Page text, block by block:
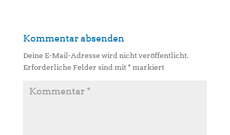
Kommentar absenden
Deine E-Mail-Adresse wird nicht veröffentlicht.
Erforderliche Felder sind mit* markiert